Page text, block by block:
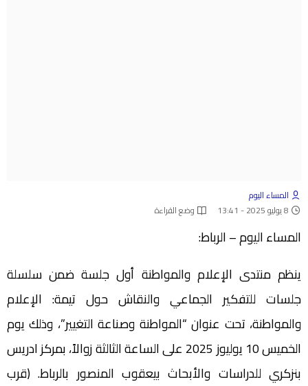
المساء اليوم
8 يوليو 2025 - 13:41
وضع القراءة
المساء اليوم – الرباط:
ينظم منتدى الإعلام والمواطنة أول جلسة ضمن سلسلة
جلسات للتفكير الجماعي والنقاش حول تيمة: الإعلام
والمواطنة، تحت عنوان “المواطنة وصناعة التغيير”، وذلك يوم
الخميس 10 يوليوز 2025 على الساعة الثالثة زوالاً، بمركز ادريس
بنزكري للدراسات والأبحاث بيعقوب المنصور بالرباط. (قرب